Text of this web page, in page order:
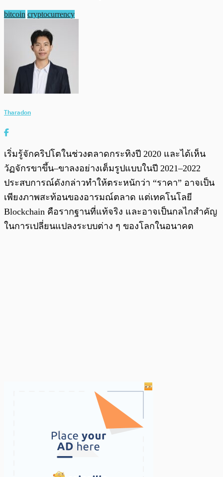
bitcoin cryptocurrency
Tharadon
เริ่มรู้จักคริปโตในช่วงตลาดกระทิงปี 2020 และได้เห็น
วัฏจักรขาขึ้น–ขาลงอย่างเต็มรูปแบบในปี 2021–2022
ประสบการณ์ดังกล่าวทำให้ตระหนักว่า “ราคา” อาจเป็น
เพียงภาพสะท้อนของอารมณ์ตลาด แต่เทคโนโลยี
Blockchain คือรากฐานที่แท้จริง และอาจเป็นกลไกสำคัญ
ในการเปลี่ยนแปลงระบบต่าง ๆ ของโลกในอนาคต